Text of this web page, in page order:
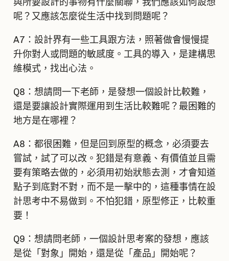
呢？又應該怎麼從生活中找到問題呢？
A7：設計界有一些工具跟方法，照著做會慢慢提
升你對人或問題的敏感度。工具的導入，是建構思
維模式，找出心法。
Q8：想請問一下老師，是發想一個設計比較難，
還是要讓設計實際運用到生活比較難呢？最困難的
地方是在哪裡？
A8：都很困難，但是回到原型的概念，必須要去
嘗試，試了可以改。犯錯是有意義、有價值並且需
要有策略去做的，必須用初始狀態去測，才會知道
點子到底對不對，而不是一擊中的，這種事情在設
計思考中不易做到。不怕犯錯，原型修正，比較重
要！
Q9：想請問老師，一個設計思考案的發想，應該
是從「對象」開始，還是從「產品」開始呢？